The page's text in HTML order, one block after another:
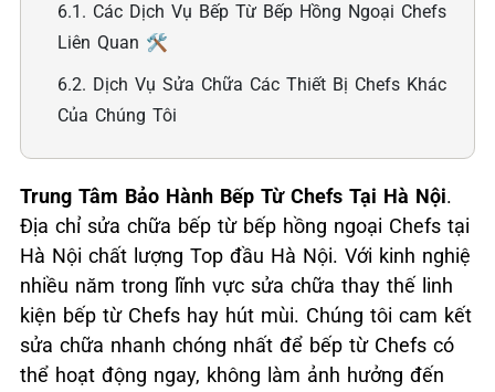
6.1. Các Dịch Vụ Bếp Từ Bếp Hồng Ngoại Chefs
Liên Quan 🛠️
6.2. Dịch Vụ Sửa Chữa Các Thiết Bị Chefs Khác
Của Chúng Tôi
Trung Tâm Bảo Hành Bếp Từ Chefs Tại Hà Nội.
Địa chỉ sửa chữa bếp từ bếp hồng ngoại Chefs tại
Hà Nội chất lượng Top đầu Hà Nội. Với kinh nghiệ
nhiều năm trong lĩnh vực sửa chữa thay thế linh
kiện bếp từ Chefs hay hút mùi. Chúng tôi cam kết
sửa chữa nhanh chóng nhất để bếp từ Chefs có
thể hoạt động ngay, không làm ảnh hưởng đến